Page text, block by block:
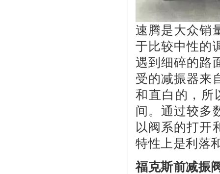
速腾是大众销
于比较中性的
遇到细碎的路
受的减振器来
和直白的，所
间。通过较多
以阀系的打开
特性上是利落
福克斯前减振